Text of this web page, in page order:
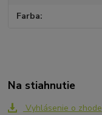
Farba
Na stiahnutie
Vyhlásenie o zhode